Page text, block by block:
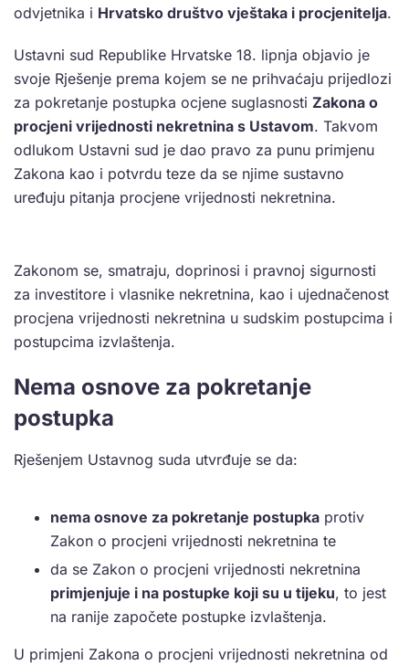
odvjetnika i Hrvatsko društvo vještaka i procjenitelja.
Ustavni sud Republike Hrvatske 18. lipnja objavio je
svoje Rješenje prema kojem se ne prihvaćaju prijedlozi
za pokretanje postupka ocjene suglasnosti Zakona o
procjeni vrijednosti nekretnina s Ustavom. Takvom
odlukom Ustavni sud je dao pravo za punu primjenu
Zakona kao i potvrdu teze da se njime sustavno
uređuju pitanja procjene vrijednosti nekretnina.
Zakonom se, smatraju, doprinosi i pravnoj sigurnosti
za investitore i vlasnike nekretnina, kao i ujednačenost
procjena vrijednosti nekretnina u sudskim postupcima i
postupcima izvlaštenja.
Nema osnove za pokretanje
postupka
Rješenjem Ustavnog suda utvrđuje se da:
nema osnove za pokretanje postupka protiv
Zakon o procjeni vrijednosti nekretnina te
da se Zakon o procjeni vrijednosti nekretnina
primjenjuje i na postupke koji su u tijeku, to jest
na ranije započete postupke izvlaštenja.
U primjeni Zakona o procjeni vrijednosti nekretnina od